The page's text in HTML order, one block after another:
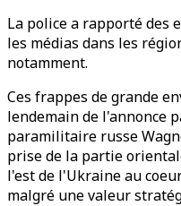
La police a rapporté des
les médias dans les
notamment.
Ces frappes de grande
lendemain de l'annonce
paramilitaire russe
prise de la partie
l'est de l'Ukraine au
malgré une valeur